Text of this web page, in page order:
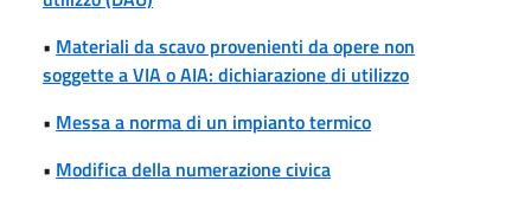
• Materiali da scavo provenienti da opere non
soggette a VIA o AIA: dichiarazione di utilizzo
• Messa a norma di un impianto termico
• Modifica della numerazione civica